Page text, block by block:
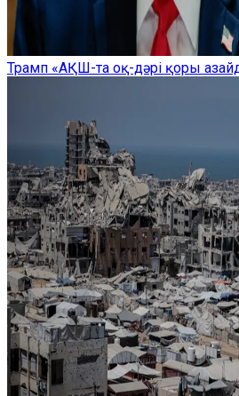
Трамп «АҚШ-та оқ-дәрі қоры